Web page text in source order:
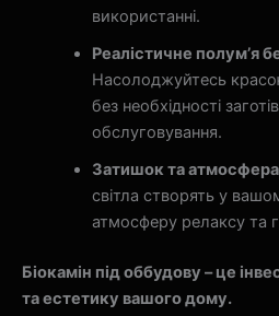
використанні.
Реалістичне полум’я
Насолоджуйтесь
без необхідності
обслуговування.
Затишок та
світла створять у
атмосферу релаксу та
Біокамін під оббудову – це
та естетику вашого дому.